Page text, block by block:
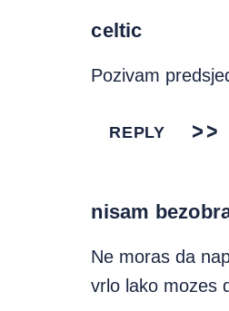
celtic
Pozivam
REPLY
nisam
Ne moras da
vrlo lako mozes